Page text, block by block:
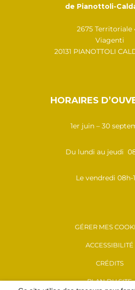
de Pianottoli-
2675 Territoriale
Viagenti
20131 PIANOTTOLI
HORAIRES
1er juin – 30
Du lundi au jeudi
Le vendredi 08h-
GÉRER MES
ACCESSIBILITÉ
CRÉDITS
PLAN DU SITE